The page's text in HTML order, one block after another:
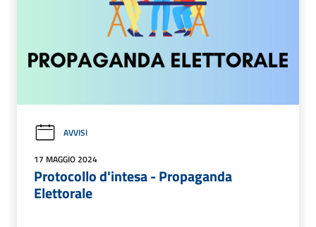
AVVISI
17 MAGGIO 2024
Protocollo d'intesa - Propaganda
Elettorale